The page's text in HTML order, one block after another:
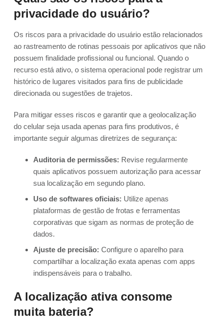
privacidade do usuário?
Os riscos para a privacidade do usuário estão relacionados
ao rastreamento de rotinas pessoais por aplicativos que não
possuem finalidade profissional ou funcional. Quando o
recurso está ativo, o sistema operacional pode registrar um
histórico de lugares visitados para fins de publicidade
direcionada ou sugestões de trajetos.
Para mitigar esses riscos e garantir que a geolocalização
do celular seja usada apenas para fins produtivos, é
importante seguir algumas diretrizes de segurança:
Auditoria de permissões: Revise regularmente
quais aplicativos possuem autorização para acessar
sua localização em segundo plano.
Uso de softwares oficiais: Utilize apenas
plataformas de gestão de frotas e ferramentas
corporativas que sigam as normas de proteção de
dados.
Ajuste de precisão: Configure o aparelho para
compartilhar a localização exata apenas com apps
indispensáveis para o trabalho.
A localização ativa consome
muita bateria?